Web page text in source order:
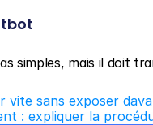
simples, mais il doit
vite sans exposer
: expliquer la